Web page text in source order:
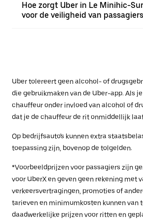
Hoe zorgt Uber in Le Minihic-
voor de veiligheid van
Uber tolereert geen alcohol- of
die gebruikmaken van de Uber-app. Als
chauffeur onder invloed van alcohol of
dat je de chauffeur de rit onmiddellijk
Op bedrijfsauto's kunnen extra
toepassing zijn, bovenop de tolgelden.
*Voorbeeldprijzen voor passagiers zijn
voor UberX en geven geen rekening met
verkeersvertragingen, promoties of
tarieven en minimumkosten kunnen van
daadwerkelijke prijzen voor ritten en